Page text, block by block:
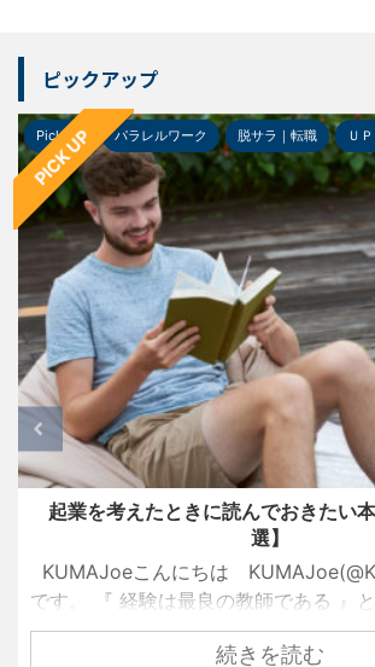
ピックアップ
PICK UP
Pick-up パラレルワーク 脱サラ｜転職 Ｕ
起業を考えたときに読んでおきたい
選】
KUMAJoeこんにちは
です。 『 経験は最良の教師である 』
存知でしょうか？ 名経営者として大き
ている創業者たちも、ずっと順風満帆
続きを読む